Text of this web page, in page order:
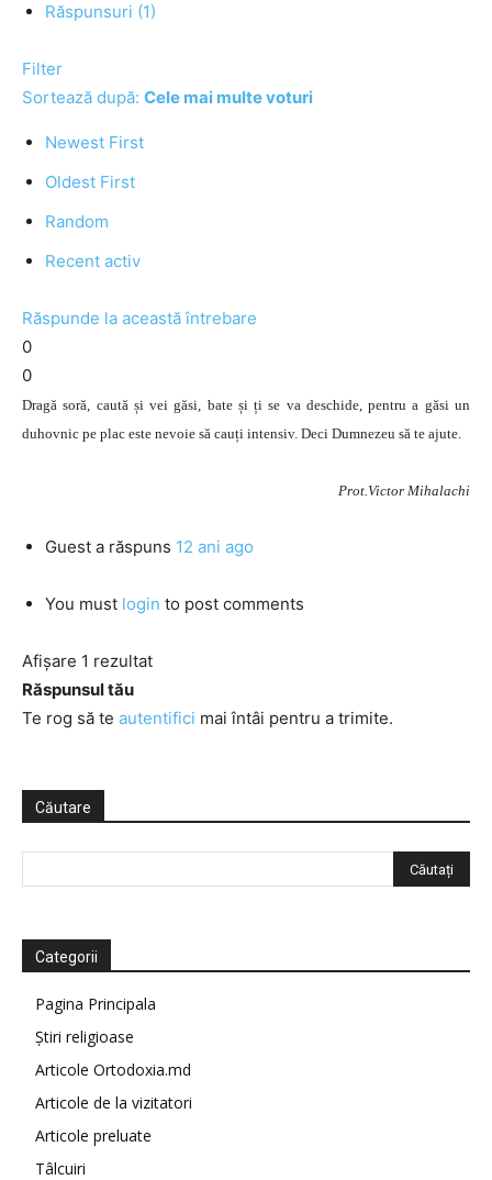
Răspunsuri (1)
Filter
Sortează după: Cele mai multe voturi
Newest First
Oldest First
Random
Recent activ
Răspunde la această întrebare
0
0
Dragă soră, caută și vei găsi, bate și ți se va deschide, pentru a găsi un
duhovnic pe plac este nevoie să cauți intensiv. Deci Dumnezeu să te ajute.
Prot.Victor Mihalachi
Guest a răspuns 12 ani ago
You must login to post comments
Afișare 1 rezultat
Răspunsul tău
Te rog să te autentifici mai întâi pentru a trimite.
Căutare
Categorii
Pagina Principala
Știri religioase
Articole Ortodoxia.md
Articole de la vizitatori
Articole preluate
Tâlcuiri